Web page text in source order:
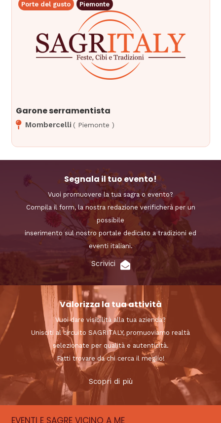
Porte del gusto Piemonte
Garone serramentista
Mombercelli ( Piemonte )
Segnala il tuo evento!
Vuoi promuovere la tua sagra o evento?
Compila il form, la nostra redazione verificherà per un
possibile
inserimento sul nostro portale dedicato a tradizioni ed
eventi italiani.
Scrivici
Valorizza la tua attività
Vuoi dare visibilità alla tua azienda?
Unisciti al circuito SAGRITALY, promuoviamo realtà
selezionate per qualità e autenticità.
Fatti trovare da chi cerca il meglio!
Scopri di più
EVENTI E SAGRE VICINO A ME